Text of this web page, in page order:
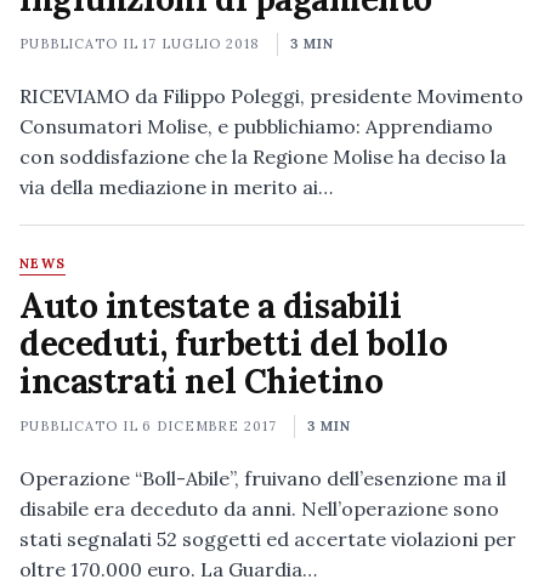
PUBBLICATO IL17 LUGLIO 2018 3 MIN
RICEVIAMO da Filippo Poleggi, presidente Movimento
Consumatori Molise, e pubblichiamo: Apprendiamo
con soddisfazione che la Regione Molise ha deciso la
via della mediazione in merito ai…
NEWS
Auto intestate a disabili
deceduti, furbetti del bollo
incastrati nel Chietino
PUBBLICATO IL 6 DICEMBRE 2017 3 MIN
Operazione “Boll-Abile”, fruivano dell’esenzione ma il
disabile era deceduto da anni. Nell’operazione sono
stati segnalati 52 soggetti ed accertate violazioni per
oltre 170.000 euro. La Guardia…